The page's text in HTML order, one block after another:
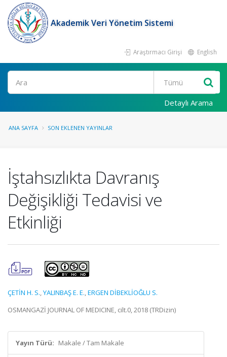
Akademik Veri Yönetim Sistemi
Araştırmacı Girişi English
Ara
Detaylı Arama
ANA SAYFA SON EKLENEN YAYINLAR
İştahsızlıkta Davranış
Değişikliği Tedavisi ve
Etkinliği
ÇETİN H. S.,YALINBAŞ E. E.,ERGEN DİBEKLİOĞLU S.
OSMANGAZİ JOURNAL OF MEDICINE, cilt.0, 2018 (TRDizin)
Yayın Türü: Makale / Tam Makale